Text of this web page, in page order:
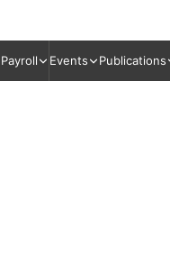
Events Publications